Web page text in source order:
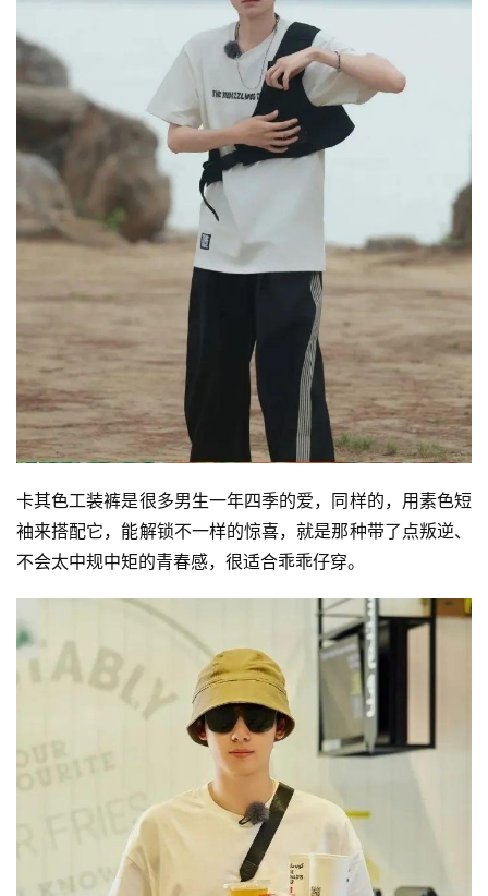
卡其色工装裤是很多男生一年四季的爱，同样的，用素色短
袖来搭配它，能解锁不一样的惊喜，就是那种带了点叛逆、
不会太中规中矩的青春感，很适合乖乖仔穿。